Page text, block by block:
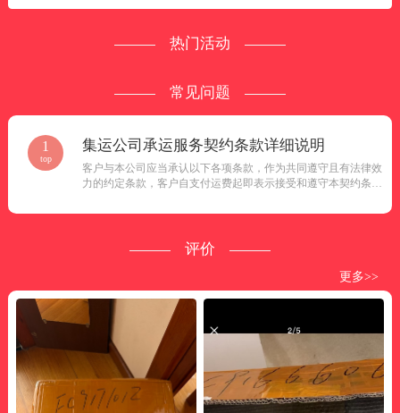
热门活动
常见问题
1
top
集运公司承运服务契约条款详细说明
客户与本公司应当承认以下各项条款，作为共同遵守且有法律效
力的约定条款，客户自支付运费起即表示接受和遵守本契约条款
评价
更多>>